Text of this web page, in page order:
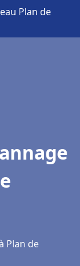
Plan de
Plan de